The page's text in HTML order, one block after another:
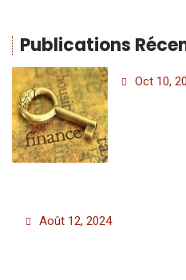
Publications
Oct 10,
Août 12, 2024